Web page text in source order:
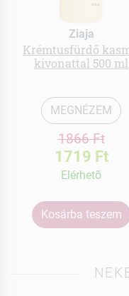
Ziaja
Krémtusfürdő
kivonattal 500 ml
MEGNÉZEM
1866 Ft
1719 Ft
Elérhetõ
Kosárba teszem